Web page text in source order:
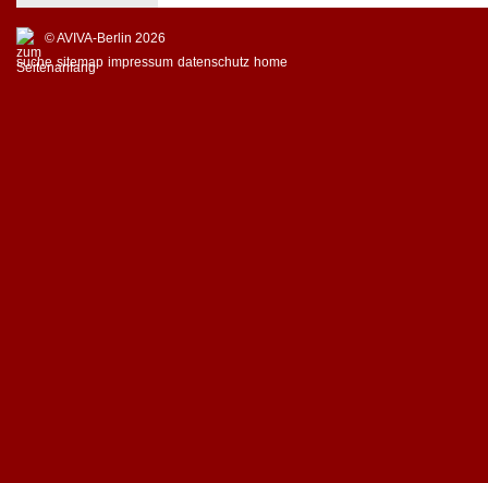
© AVIVA-Berlin 2026
suche sitemap impressum datenschutz home